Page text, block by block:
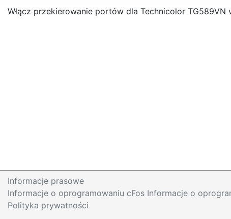
Włącz przekierowanie portów dla Technicolor TG589VN
Informacje prasowe
Informacje o oprogramowaniu cFos Informacje o
Polityka prywatności